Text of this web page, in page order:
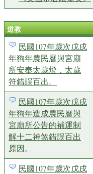
道教
民國107年歲次戊戌
年狗年農民曆與宮廟
所安奉太歲燈，太歲
符錯誤百出。
民國107年歲次戊戌
年狗年造成農民曆與
宮廟所公告的補運制
解十二神煞錯誤百出
原因。
民國107年歲次戊戌